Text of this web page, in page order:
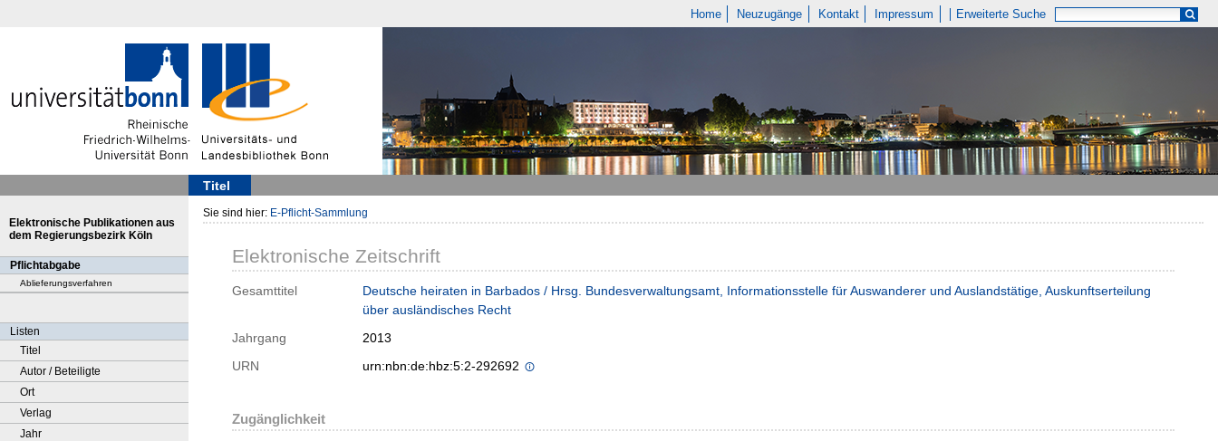
Home Neuzugänge Kontakt Impressum Erweiterte Suche
Titel
Elektronische Publikationen aus
dem Regierungsbezirk Köln
Pflichtabgabe
Ablieferungsverfahren
Listen
Titel
Autor / Beteiligte
Ort
Verlag
Jahr
Sie sind hier: E-Pflicht-Sammlung
Elektronische Zeitschrift
Gesamttitel
Deutsche heiraten in Barbados / Hrsg. Bundesverwaltungsamt, Informationsstelle für Auswanderer und Auslandstätige, Auskunftserteilung
über ausländisches Recht
Jahrgang
2013
URN
urn:nbn:de:hbz:5:2-292692
Zugänglichkeit